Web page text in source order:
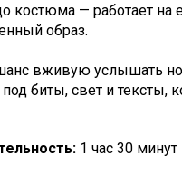
костюма — работает на
образ.
вживую услышать
биты, свет и тексты,
1 час 30 минут